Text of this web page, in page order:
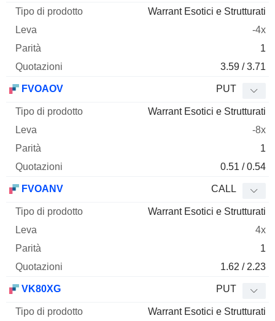
Warrant Esotici e Strutturati
-4x
1
3.59 / 3.71
FVOAOV PUT
Warrant Esotici e Strutturati
-8x
1
0.51 / 0.54
FVOANV CALL
Warrant Esotici e Strutturati
4x
1
1.62 / 2.23
VK80XG PUT
Warrant Esotici e Strutturati